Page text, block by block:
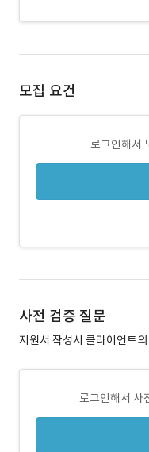
모집 요건
로그인해서
사전 검증 질문
지원서 작성시 클라이언트
로그인해서 사